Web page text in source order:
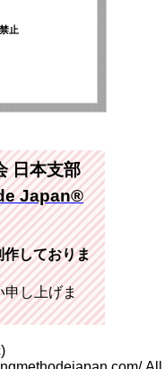
止
日本支部
Japan®︎
しておりま
申し上げま